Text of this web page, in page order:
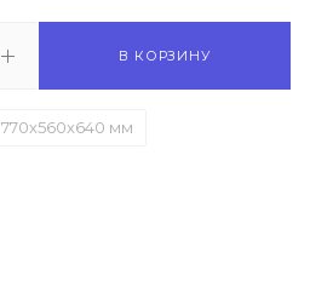
В КОРЗИНУ
770x560x640 мм